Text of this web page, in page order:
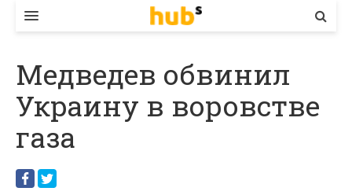
ЕКОНОМІКА
БІЗНЕС
СТАРТЕР
КОНТАКТИ
Медведев обвинил
Украину в воровстве
газа